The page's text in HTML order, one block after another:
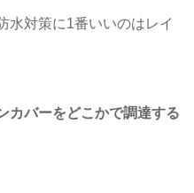
水対策に1番いいのはレイ
カバーをどこかで調達する